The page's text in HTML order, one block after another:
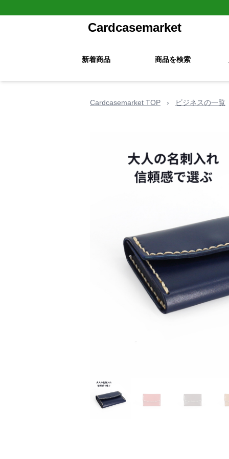
Cardcasemarket
新着商品 商品を検索
Cardcasemarket TOP › ビジネスの一覧